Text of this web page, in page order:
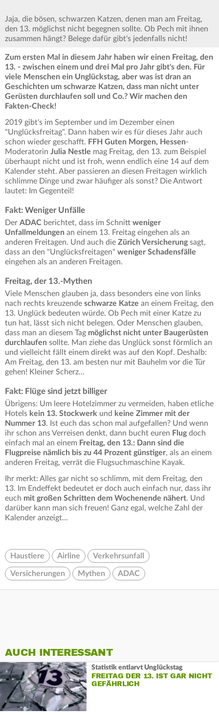
Jaja, die bösen, schwarzen Katzen, denen man am Freitag,
den 13. möglichst nicht begegnen sollte. Ob Pech mit ihnen
zusammen hängt? Belege dafür gibt's jedenfalls nicht!
Zum ersten Mal in diesem Jahr haben wir einen Freitag, den
13. - zwischen einem und drei Mal pro Jahr gibt's den. Für
viele Menschen ein Unglückstag, aber was ist dran an
Geschichten um schwarze Katzen, dass man nicht unter
Gerüsten durchlaufen soll und Co.? Wir machen den
Fakten-Check!
2019 gibt's im September und im Dezember einen
"Unglücksfreitag". Dann haben wir es für dieses Jahr auch
schon wieder geschafft. FFH Guten Morgen, Hessen-
Moderatorin Julia Nestle mag Freitag, den 13. zum Beispiel
überhaupt nicht und ist froh, wenn endlich eine 14 auf dem
Kalender steht. Aber passieren an diesen Freitagen wirklich
schlimme Dinge und zwar häufiger als sonst? Die Antwort
lautet: Im Gegenteil!
Fakt: Weniger Unfälle
Der ADAC berichtet, dass im Schnitt weniger
Unfallmeldungen an einem 13. Freitag eingehen als an
anderen Freitagen. Und auch die Zürich Versicherung sagt,
dass an den "Unglücksfreitagen" weniger Schadensfälle
eingehen als an anderen Freitagen.
Freitag, der 13.-Mythen
Viele Menschen glauben ja, dass besonders eine von links
nach rechts kreuzende schwarze Katze an einem Freitag, den
13. Unglück bedeuten würde. Ob Pech mit einer Katze zu
tun hat, lässt sich nicht belegen. Oder Menschen glauben,
dass man an diesem Tag möglichst nicht unter Baugerüsten
durchlaufen sollte. Man ziehe das Unglück sonst förmlich an
und vielleicht fällt einem direkt was auf den Kopf. Deshalb:
Am Freitag, den 13. am besten nur mit Bauhelm vor die Tür
gehen! Kleiner Scherz...
Fakt: Flüge sind jetzt billiger
Übrigens: Um leere Hotelzimmer zu vermeiden, haben etliche
Hotels kein 13. Stockwerk und keine Zimmer mit der
Nummer 13. Ist euch das schon mal aufgefallen? Und wenn
ihr schon ans Verreisen denkt, dann bucht euren Flug doch
einfach mal an einem Freitag, den 13.: Dann sind die
Flugpreise nämlich bis zu 44 Prozent günstiger, als an einem
anderen Freitag, verrät die Flugsuchmaschine Kayak.
Ihr merkt: Alles gar nicht so schlimm, mit dem Freitag, den
13. Im Endeffekt bedeutet er doch auch einfach nur, dass ihr
euch mit großen Schritten dem Wochenende nähert. Und
darüber kann man sich freuen! Ganz egal, welche Zahl der
Kalender anzeigt...
Haustiere Airline Verkehrsunfall
Versicherungen Mythen ADAC
AUCH INTERESSANT
Statistik entlarvt Unglückstag
FREITAG DER 13. IST GAR NICHT
GEFÄHRLICH